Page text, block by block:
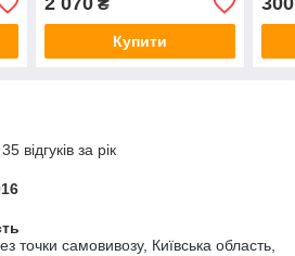
₴
Купити
відгуків за рік
точки самовивозу, Київська область,